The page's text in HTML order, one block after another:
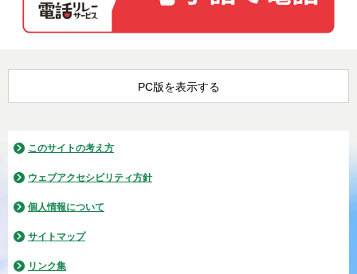
PC版を表示する
このサイトの考え方
ウェブアクセシビリティ方針
個人情報について
サイトマップ
リンク集